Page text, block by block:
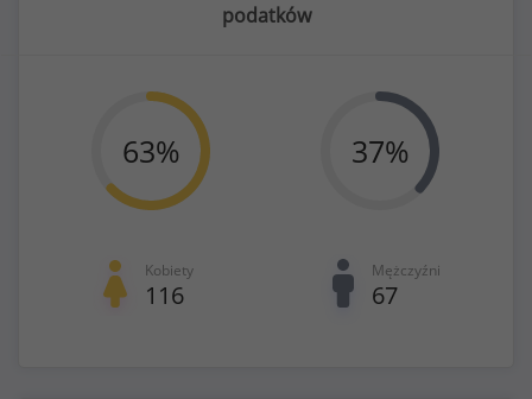
podatków
63%
Kobiety
116
37%
Mężczyźni
67